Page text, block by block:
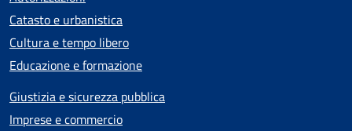
Catasto e urbanistica
Cultura e tempo libero
Educazione e formazione
Giustizia e sicurezza pubblica
Imprese e commercio